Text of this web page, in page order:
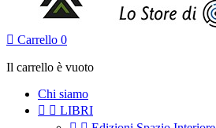
 Carrello 0
Il carrello è vuoto
Chi siamo
  LIBRI